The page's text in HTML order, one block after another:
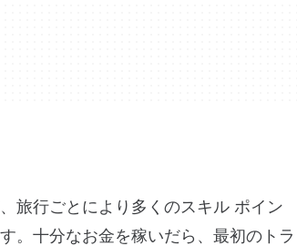
旅行ごとにより多くのスキル ポイン
。十分なお金を稼いだら、最初のトラ